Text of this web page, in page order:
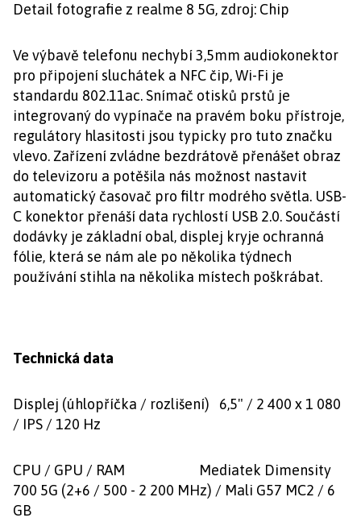
Detail fotografie z realme 8 5G, zdroj: Chip
Ve výbavě telefonu nechybí 3,5mm audiokonektor
pro připojení sluchátek a NFC čip, Wi-Fi je
standardu 802.11ac. Snímač otisků prstů je
integrovaný do vypínače na pravém boku přístroje,
regulátory hlasitosti jsou typicky pro tuto značku
vlevo. Zařízení zvládne bezdrátově přenášet obraz
do televizoru a potěšila nás možnost nastavit
automatický časovač pro filtr modrého světla. USB-
C konektor přenáší data rychlostí USB 2.0. Součástí
dodávky je základní obal, displej kryje ochranná
fólie, která se nám ale po několika týdnech
používání stihla na několika místech poškrábat.
Technická data
Displej (úhlopříčka / rozlišení) 6,5" / 2 400 x 1 080
/ IPS / 120 Hz
CPU / GPU / RAM Mediatek Dimensity
700 5G (2+6 / 500 - 2 200 MHz) / Mali G57 MC2 / 6
GB